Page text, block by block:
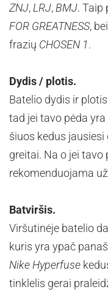
ZNJ, LRJ, BMJ. Taip
FOR GREATNESS,
frazių CHOSEN 1.
Dydis / plotis.
Batelio dydis ir
tad jei tavo pėda
šiuos kedus
greitai. Na o jei tavo
rekomenduojama
Batviršis.
Viršutinėje batelio
kuris yra ypač
Nike Hyperfuse
tinklelis gerai